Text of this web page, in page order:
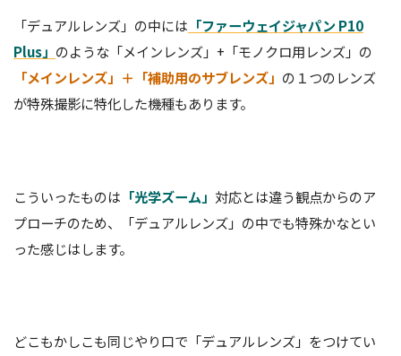
「デュアルレンズ」の中には 「ファーウェイジャパン P10
Plus」 のような「メインレンズ」+「モノクロ用レンズ」の
「メインレンズ」＋「補助用のサブレンズ」 の１つのレンズ
が特殊撮影に特化した機種もあります。
こういったものは 「光学ズーム」 対応とは違う観点からのア
プローチのため、「デュアルレンズ」の中でも特殊かなとい
った感じはします。
どこもかしこも同じやり口で「デュアルレンズ」をつけてい